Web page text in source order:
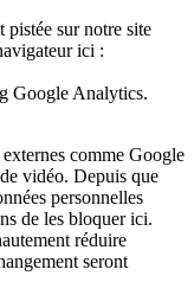
pistée sur notre site
ici :
Google Analytics.
comme Google
vidéo. Depuis que
personnelles
de les bloquer ici.
réduire
seront